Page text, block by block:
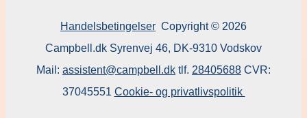
Handelsbetingelser Copyright © 2026
Campbell.dk Syrenvej 46, DK-9310 Vodskov
Mail: assistent@campbell.dk tlf. 28405688 CVR:
37045551 Cookie- og privatlivspolitik